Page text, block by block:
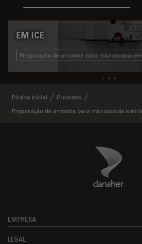
EM ICE
Preparação de amostra para microscopia
Página inicial
Produtos
Preparação de amostra para microscopia
Danaher Logo
EMPRESA
LEGAL